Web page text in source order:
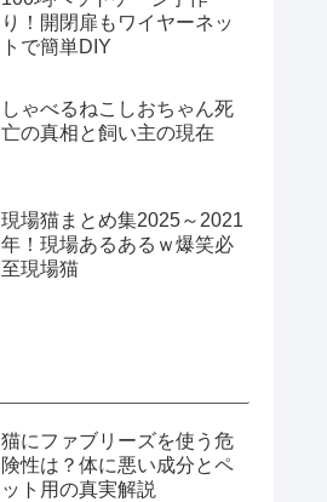
り！開閉扉もワイヤーネッ
トで簡単DIY
しゃべるねこしおちゃん死
亡の真相と飼い主の現在
現場猫まとめ集2025～2021
年！現場あるあるｗ爆笑必
至現場猫
猫にファブリーズを使う危
険性は？体に悪い成分とペ
ット用の真実解説